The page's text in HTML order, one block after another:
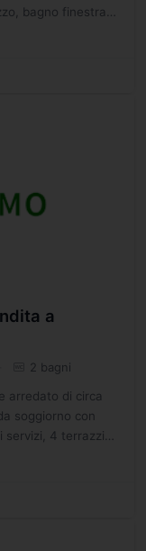
bagno finestrato
a
2 bagni
arredato di circa
soggiorno con
4 terrazzini.